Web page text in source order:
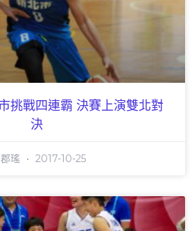
挑戰四連霸 決賽上演雙北對
決
瑤 2017-10-25